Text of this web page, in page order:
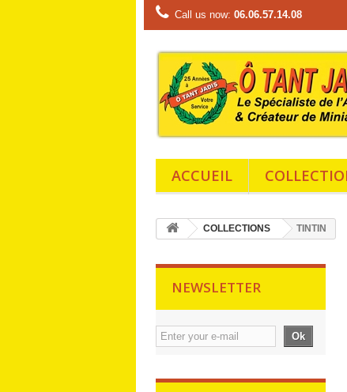
Call us now: 06.06.57.14.08
ACCUEIL
COLLECTIONS TINTIN
NEWSLETTER
Ok